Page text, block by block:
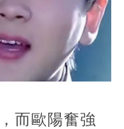
而歐陽奮強